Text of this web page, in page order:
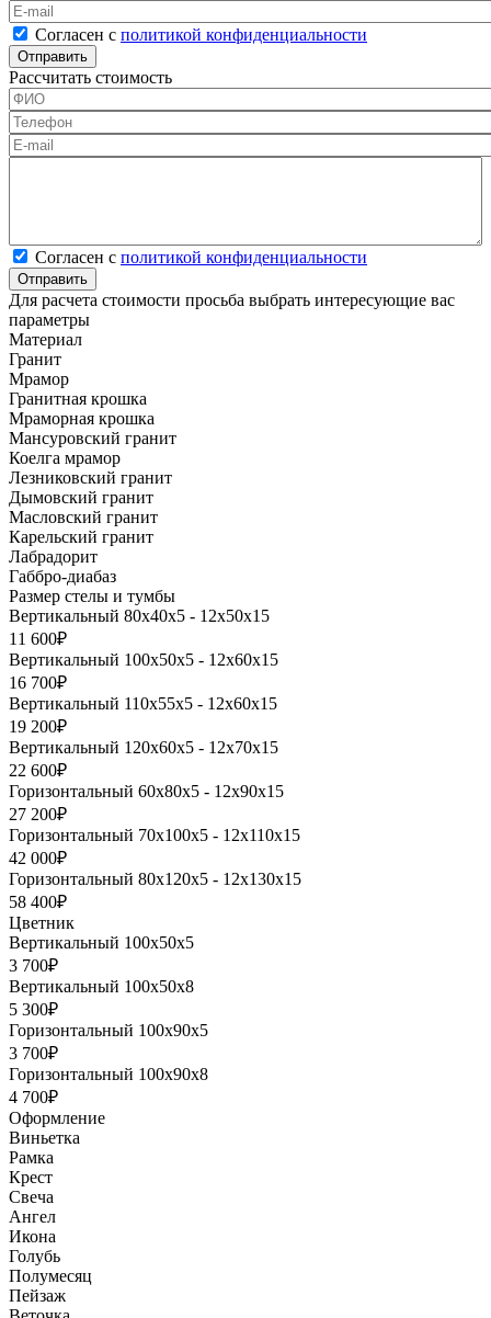
E-mail
Согласен с политикой конфиденциальности*
Согласен с политикой конфиденциальности
Рассчитать стоимость
ФИО
Телефон
E-mail
Согласен с политикой конфиденциальности*
Согласен с политикой конфиденциальности
Для расчета стоимости просьба выбрать интересующие вас
параметры
Материал
Гранит
Мрамор
Гранитная крошка
Мраморная крошка
Мансуровский гранит
Коелга мрамор
Лезниковский гранит
Дымовский гранит
Масловский гранит
Карельский гранит
Лабрадорит
Габбро-диабаз
Размер стелы и тумбы
Вертикальный 80х40х5 - 12х50х15
11 600₽
Вертикальный 100х50х5 - 12х60х15
16 700₽
Вертикальный 110х55х5 - 12х60х15
19 200₽
Вертикальный 120х60х5 - 12х70х15
22 600₽
Горизонтальный 60х80х5 - 12х90х15
27 200₽
Горизонтальный 70х100х5 - 12х110х15
42 000₽
Горизонтальный 80х120х5 - 12х130х15
58 400₽
Цветник
Вертикальный 100х50х5
3 700₽
Вертикальный 100х50х8
5 300₽
Горизонтальный 100х90х5
3 700₽
Горизонтальный 100х90х8
4 700₽
Оформление
Виньетка
Рамка
Крест
Свеча
Ангел
Икона
Голубь
Полумесяц
Пейзаж